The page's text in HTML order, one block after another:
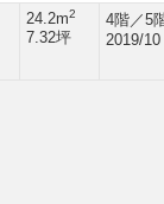
24.2m2
7.32坪
4階／5
2019/10